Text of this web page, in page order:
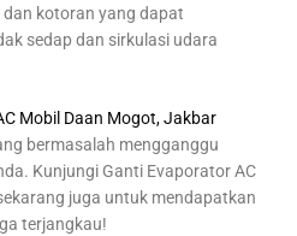
kotoran yang dapat
sedap dan sirkulasi udara
Mobil Daan Mogot, Jakbar
bermasalah mengganggu
Kunjungi Ganti Evaporator AC
juga untuk mendapatkan
terjangkau!